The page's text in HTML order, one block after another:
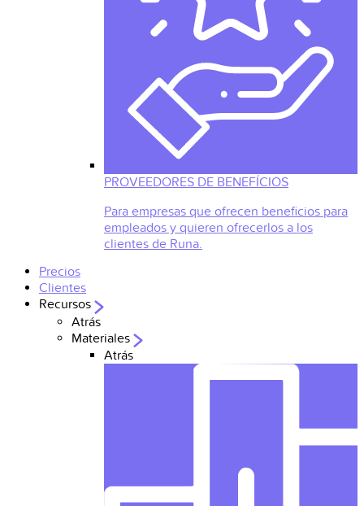
PROVEEDORES DE BENEFÍCIOS
Para empresas que ofrecen beneficios para
empleados y quieren ofrecerlos a los
clientes de Runa.
Precios
Clientes
Recursos
Atrás
Materiales
Atrás